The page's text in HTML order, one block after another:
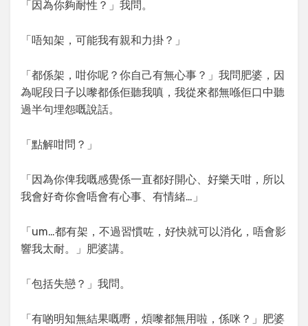
「因為你夠耐性？」我問。
「唔知架，可能我有親和力掛？」
「都係架，咁你呢？你自己有無心事？」我問肥婆，因
為呢段日子以嚟都係佢聽我嗔，我從來都無喺佢口中聽
過半句埋怨嘅說話。
「點解咁問？」
「因為你俾我嘅感覺係一直都好開心、好樂天咁，所以
我會好奇你會唔會有心事、有情緒…」
「um…都有架，不過習慣咗，好快就可以消化，唔會影
響我太耐。」肥婆講。
「包括失戀？」我問。
「有啲明知無結果嘅嘢，煩嚟都無用啦，係咪？」肥婆